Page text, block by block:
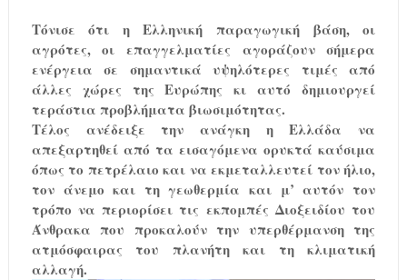
Τόνισε ότι η Ελληνική παραγωγική βάση, οι
αγρότες, οι επαγγελματίες αγοράζουν σήμερα
ενέργεια σε σημαντικά υψηλότερες τιμές από
άλλες χώρες της Ευρώπης κι αυτό δημιουργεί
τεράστια προβλήματα βιωσιμότητας.
Τέλος ανέδειξε την ανάγκη η Ελλάδα να
απεξαρτηθεί από τα εισαγόμενα ορυκτά καύσιμα
όπως το πετρέλαιο και να εκμεταλλευτεί τον ήλιο,
τον άνεμο και τη γεωθερμία και μ’ αυτόν τον
τρόπο να περιορίσει τις εκπομπές Διοξειδίου του
Άνθρακα που προκαλούν την υπερθέρμανση της
ατμόσφαιρας του πλανήτη και τη κλιματική
αλλαγή.